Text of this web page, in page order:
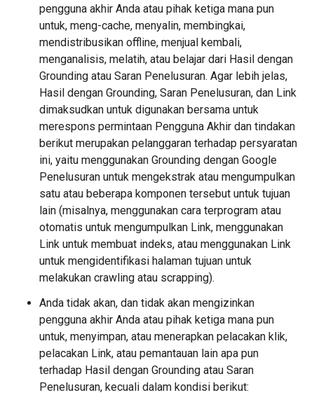
pengguna akhir Anda atau pihak ketiga mana pun
untuk, meng-cache, menyalin, membingkai,
mendistribusikan offline, menjual kembali,
menganalisis, melatih, atau belajar dari Hasil dengan
Grounding atau Saran Penelusuran. Agar lebih jelas,
Hasil dengan Grounding, Saran Penelusuran, dan Link
dimaksudkan untuk digunakan bersama untuk
merespons permintaan Pengguna Akhir dan tindakan
berikut merupakan pelanggaran terhadap persyaratan
ini, yaitu menggunakan Grounding dengan Google
Penelusuran untuk mengekstrak atau mengumpulkan
satu atau beberapa komponen tersebut untuk tujuan
lain (misalnya, menggunakan cara terprogram atau
otomatis untuk mengumpulkan Link, menggunakan
Link untuk membuat indeks, atau menggunakan Link
untuk mengidentifikasi halaman tujuan untuk
melakukan crawling atau scrapping).
Anda tidak akan, dan tidak akan mengizinkan
pengguna akhir Anda atau pihak ketiga mana pun
untuk, menyimpan, atau menerapkan pelacakan klik,
pelacakan Link, atau pemantauan lain apa pun
terhadap Hasil dengan Grounding atau Saran
Penelusuran, kecuali dalam kondisi berikut: